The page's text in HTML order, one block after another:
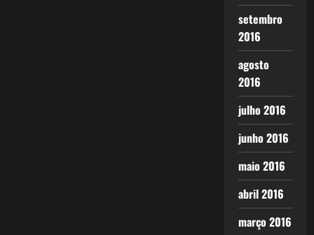
setembro
2016
agosto
2016
julho 2016
junho 2016
maio 2016
abril 2016
março 2016